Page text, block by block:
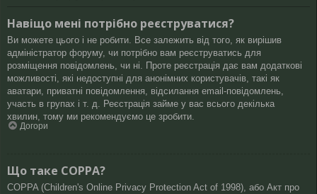
Навіщо мені потрібно реєструватися?
Ви можете цього і не робити. Все залежить від того, як вирішив
адміністратор форуму, чи потрібно вам реєструватись для
розміщення повідомлень, чи ні. Проте реєстрація дає вам додаткові
можливості, які недоступні для анонімних користувачів, такі як
аватари, приватні повідомлення, відсилання email-повідомлень,
участь в групах і т. д. Реєстрація займе у вас всього декілька
хвилин, тому ми рекомендуємо це зробити.
Догори
Що таке COPPA?
COPPA (Children's Online Privacy Protection Act of 1998), або Акт про